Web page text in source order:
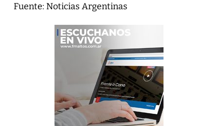
Fuente: Noticias Argentinas